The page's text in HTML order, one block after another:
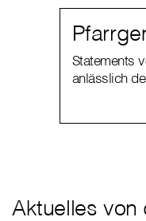
Statements
anlässlich
Aktuelles von